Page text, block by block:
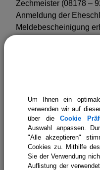
Zechmeister (08178 –
Anmeldung der
Meldebescheinigung
Standesamt
Telefon: 08171 / 6298-0
Mail:
www.Geretsried.de
Öffnungszeiten:
Montag bis Freitag
Dienstag 14.00 Uhr bis
Um Ihnen ein
verwenden wir auf
über dieCookie
Auswahl anpassen.
"Alle akzeptieren"
Cookies zu. Mithilfe
Sie der Verwendung
Auflistung der